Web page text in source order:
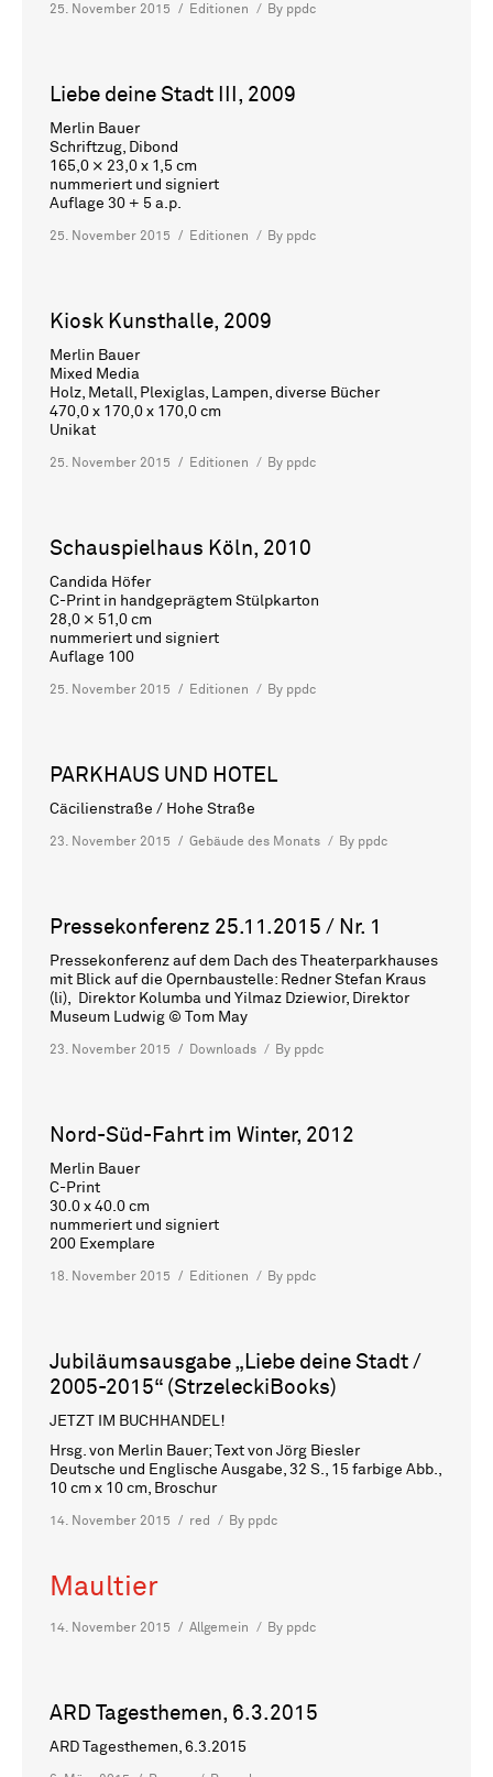
25. November 2015 Editionen By ppdc
Liebe deine Stadt III, 2009
Merlin Bauer
Schriftzug, Dibond
165,0 × 23,0 x 1,5 cm
nummeriert und signiert
Auflage 30 + 5 a.p.
25. November 2015 Editionen By ppdc
Kiosk Kunsthalle, 2009
Merlin Bauer
Mixed Media
Holz, Metall, Plexiglas, Lampen, diverse Bücher
470,0 x 170,0 x 170,0 cm
Unikat
25. November 2015 Editionen By ppdc
Schauspielhaus Köln, 2010
Candida Höfer
C-Print in handgeprägtem Stülpkarton
28,0 × 51,0 cm
nummeriert und signiert
Auflage 100
25. November 2015 Editionen By ppdc
PARKHAUS UND HOTEL
Cäcilienstraße / Hohe Straße
23. November 2015 Gebäude des Monats By ppdc
Pressekonferenz 25.11.2015 / Nr. 1
Pressekonferenz auf dem Dach des Theaterparkhauses
mit Blick auf die Opernbaustelle: Redner Stefan Kraus
(li), Direktor Kolumba und Yilmaz Dziewior, Direktor
Museum Ludwig © Tom May
23. November 2015 Downloads By ppdc
Nord-Süd-Fahrt im Winter, 2012
Merlin Bauer
C-Print
30.0 x 40.0 cm
nummeriert und signiert
200 Exemplare
18. November 2015 Editionen By ppdc
Jubiläumsausgabe „Liebe deine Stadt /
2005-2015“ (StrzeleckiBooks)
JETZT IM BUCHHANDEL!
Hrsg. von Merlin Bauer; Text von Jörg Biesler
Deutsche und Englische Ausgabe, 32 S., 15 farbige Abb.,
10 cm x 10 cm, Broschur
14. November 2015 red By ppdc
Maultier
14. November 2015 Allgemein By ppdc
ARD Tagesthemen, 6.3.2015
ARD Tagesthemen, 6.3.2015